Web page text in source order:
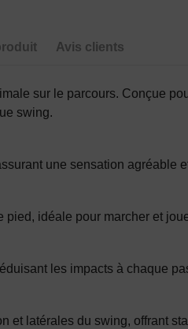
Avis clients
sur le parcours. Conçue
swing.
une sensation agréable
idéale pour marcher et
les impacts à chaque
et latérales du swing, offrant